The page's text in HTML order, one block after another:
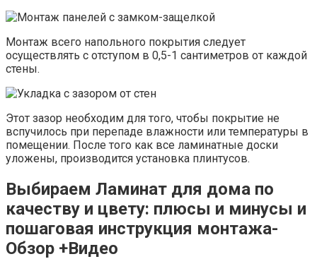
Монтаж всего напольного покрытия следует
осуществлять с отступом в 0,5-1 сантиметров от каждой
стены.
Этот зазор необходим для того, чтобы покрытие не
вспучилось при перепаде влажности или температуры в
помещении. После того как все ламинатные доски
уложены, производится установка плинтусов.
Выбираем Ламинат для дома по
качеству и цвету: плюсы и минусы и
пошаговая инструкция монтажа-
Обзор +Видео